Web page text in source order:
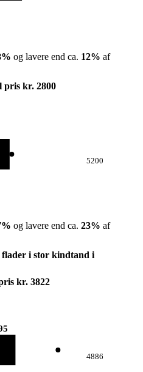
% og lavere end ca. 12% af
pris kr. 2800
5200
% og lavere end ca. 23% af
i stor kindtand i
kr. 3822
4886